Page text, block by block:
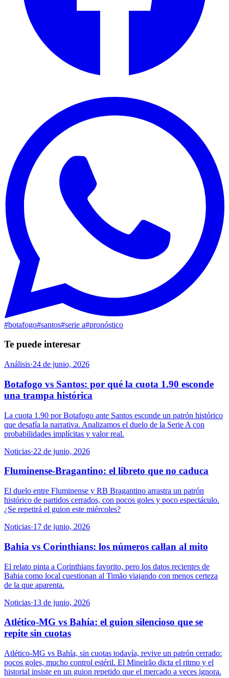
#botafogo#santos#serie a#pronóstico
Te puede interesar
Análisis·24 de junio, 2026
Botafogo vs Santos: por qué la cuota 1.90 esconde
una trampa histórica
La cuota 1.90 por Botafogo ante Santos esconde un patrón histórico
que desafía la narrativa. Analizamos el duelo de la Serie A con
probabilidades implícitas y valor real.
Noticias·22 de junio, 2026
Fluminense-Bragantino: el libreto que no caduca
El duelo entre Fluminense y RB Bragantino arrastra un patrón
histórico de partidos cerrados, con pocos goles y poco espectáculo.
¿Se repetirá el guion este miércoles?
Noticias·17 de junio, 2026
Bahia vs Corinthians: los números callan al mito
El relato pinta a Corinthians favorito, pero los datos recientes de
Bahia como local cuestionan al Timão viajando con menos certeza
de la que aparenta.
Noticias·13 de junio, 2026
Atlético-MG vs Bahía: el guion silencioso que se
repite sin cuotas
Atlético-MG vs Bahía, sin cuotas todavía, revive un patrón cerrado:
pocos goles, mucho control estéril. El Mineirão dicta el ritmo y el
historial insiste en un guion repetido que el mercado a veces ignora.